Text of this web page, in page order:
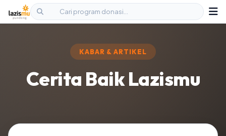
KABAR & ARTIKEL
Cerita Baik Lazismu